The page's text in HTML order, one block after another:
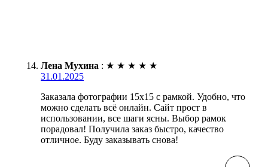
Лена Мухина : ★ ★ ★ ★ ★
31.01.2025
Заказала фотографии 15х15 с рамкой. Удобно, что
можно сделать всё онлайн. Сайт прост в
использовании, все шаги ясны. Выбор рамок
порадовал! Получила заказ быстро, качество
отличное. Буду заказывать снова!